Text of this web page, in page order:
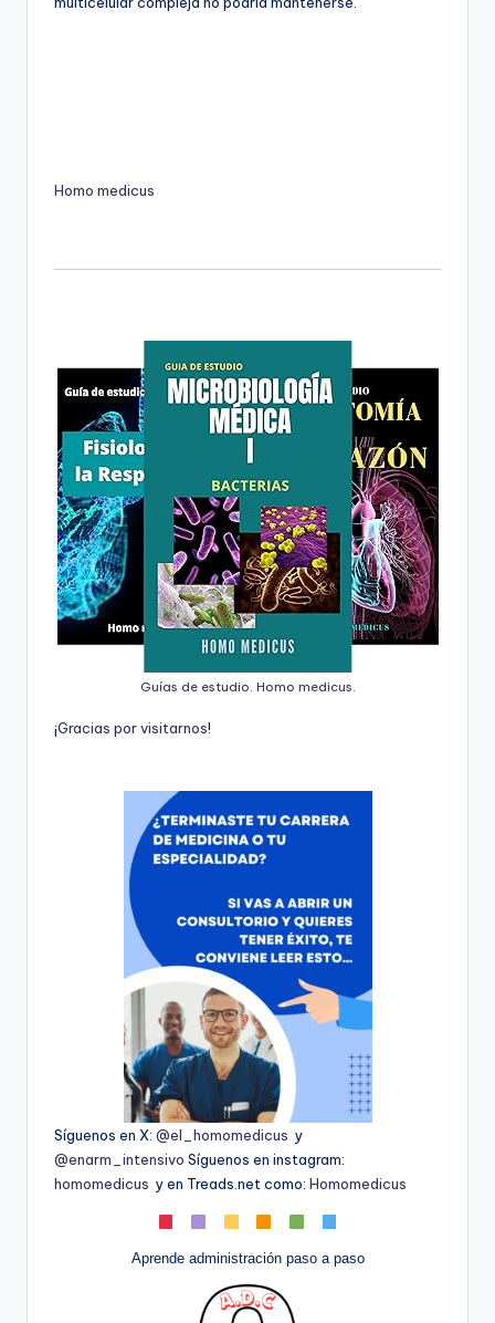
Homo medicus
Guías de estudio. Homo medicus.
¡Gracias porvisitarnos!
Síguenos en X: @el_homomedicus y
@enarm_intensivo Síguenos en instagram:
homomedicus y en Treads.net como: Homomedicus
Aprende administración paso a paso